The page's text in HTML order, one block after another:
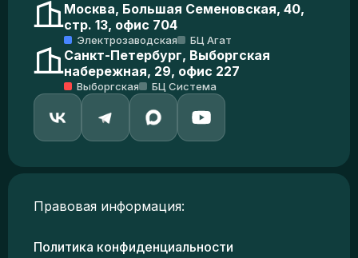
Москва, Большая Семеновская, 40,
стр. 13, офис 704
Электрозаводская БЦ Агат
Санкт-Петербург, Выборгская
набережная, 29, офис 227
Выборгская БЦ Система
Правовая информация:
Политика конфиденциальности